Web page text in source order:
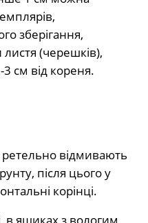
зберігання,
(черешків),
3 см від кореня.
відмивають
після цього у
корінці.
в ящиках з вологим